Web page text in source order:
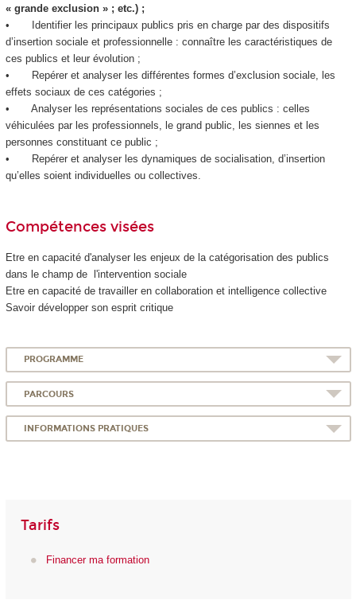
« grande exclusion » ; etc.) ;
• Identifier les principaux publics pris en charge par des dispositifs
d’insertion sociale et professionnelle : connaître les caractéristiques de
ces publics et leur évolution ;
• Repérer et analyser les différentes formes d’exclusion sociale, les
effets sociaux de ces catégories ;
• Analyser les représentations sociales de ces publics : celles
véhiculées par les professionnels, le grand public, les siennes et les
personnes constituant ce public ;
• Repérer et analyser les dynamiques de socialisation, d’insertion
qu’elles soient individuelles ou collectives.
Compétences visées
Etre en capacité d'analyser les enjeux de la catégorisation des publics
dans le champ de l'intervention sociale
Etre en capacité de travailler en collaboration et intelligence collective
Savoir développer son esprit critique
PROGRAMME
PARCOURS
INFORMATIONS PRATIQUES
Tarifs
Financer ma formation